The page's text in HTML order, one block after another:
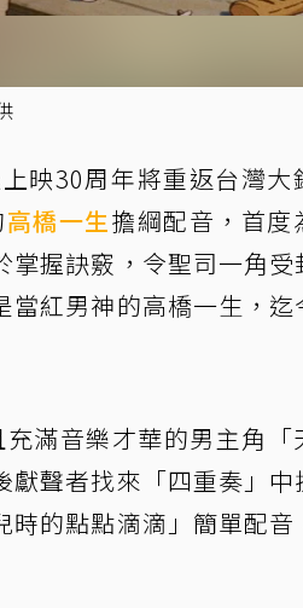
映30周年將重返台灣大
高橋一生擔綱配音，首度
握訣竅，令聖司一角受
當紅男神的高橋一生，迄
滿音樂才華的男主角「
聲者找來「四重奏」中
的點點滴滴」簡單配音